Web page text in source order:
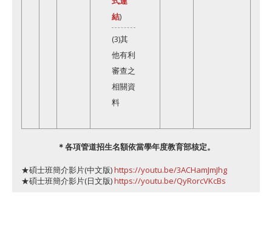
結)
(3)其
他有利
審查之
相關資
料
＊各項管道招生名額依當學年度教育部核定。
★碩士班簡介影片(中文版)https://youtu.be/3ACHamJmJhg
★碩士班簡介影片(日文版)https://youtu.be/QyRorcVKcBs